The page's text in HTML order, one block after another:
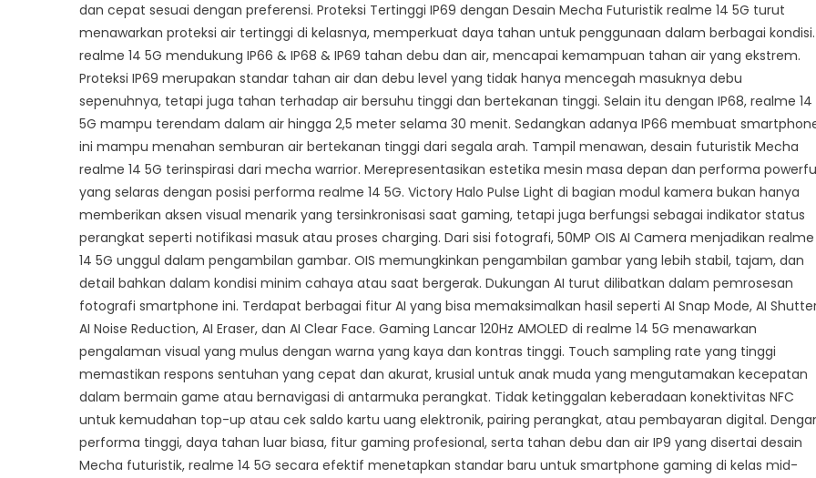
dan cepat sesuai dengan preferensi. Proteksi Tertinggi IP69 dengan Desain Mecha Futuristik realme 14 5G turut
menawarkan proteksi air tertinggi di kelasnya, memperkuat daya tahan untuk penggunaan dalam berbagai kondisi.
realme 14 5G mendukung IP66 & IP68 & IP69 tahan debu dan air, mencapai kemampuan tahan air yang ekstrem.
Proteksi IP69 merupakan standar tahan air dan debu level yang tidak hanya mencegah masuknya debu
sepenuhnya, tetapi juga tahan terhadap air bersuhu tinggi dan bertekanan tinggi. Selain itu dengan IP68, realme 14
5G mampu terendam dalam air hingga 2,5 meter selama 30 menit. Sedangkan adanya IP66 membuat
ini mampu menahan semburan air bertekanan tinggi dari segala arah. Tampil menawan, desain futuristik Mecha
realme 14 5G terinspirasi dari mecha warrior. Merepresentasikan estetika mesin masa depan dan performa
yang selaras dengan posisi performa realme 14 5G. Victory Halo Pulse Light di bagian modul kamera bukan hanya
memberikan aksen visual menarik yang tersinkronisasi saat gaming, tetapi juga berfungsi sebagai indikator status
perangkat seperti notifikasi masuk atau proses charging. Dari sisi fotografi, 50MP OIS AI Camera menjadikan realme
14 5G unggul dalam pengambilan gambar. OIS memungkinkan pengambilan gambar yang lebih stabil, tajam, dan
detail bahkan dalam kondisi minim cahaya atau saat bergerak. Dukungan AI turut dilibatkan dalam pemrosesan
fotografi smartphone ini. Terdapat berbagai fitur AI yang bisa memaksimalkan hasil seperti AI Snap Mode, AI
AI Noise Reduction, AI Eraser, dan AI Clear Face. Gaming Lancar 120Hz AMOLED di realme 14 5G menawarkan
pengalaman visual yang mulus dengan warna yang kaya dan kontras tinggi. Touch sampling rate yang tinggi
memastikan respons sentuhan yang cepat dan akurat, krusial untuk anak muda yang mengutamakan kecepatan
dalam bermain game atau bernavigasi di antarmuka perangkat. Tidak ketinggalan keberadaan konektivitas NFC
untuk kemudahan top-up atau cek saldo kartu uang elektronik, pairing perangkat, atau pembayaran digital.
performa tinggi, daya tahan luar biasa, fitur gaming profesional, serta tahan debu dan air IP9 yang disertai desain
Mecha futuristik, realme 14 5G secara efektif menetapkan standar baru untuk smartphone gaming di kelas mid-